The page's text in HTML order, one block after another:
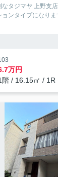
なタジマヤ 上野支
ンタイプになりま
万円
階 / 16.15㎡ / 1R